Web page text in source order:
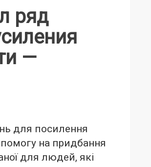
ряд
—
для посилення
на придбання
для людей, які